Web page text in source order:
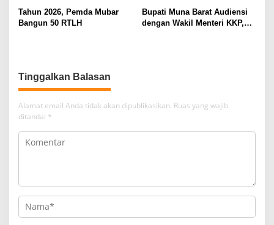
Tahun 2026, Pemda Mubar
Bangun 50 RTLH
Bupati Muna Barat Audiensi
dengan Wakil Menteri KKP,
Tinggalkan Balasan
Alamat email Anda tidak akan dipublikasikan. Ruas yang wajib
ditandai *